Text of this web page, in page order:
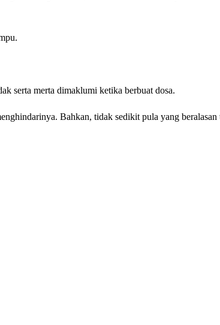
serta merta dimaklumi ketika berbuat dosa.
Bahkan, tidak sedikit pula yang beralasan